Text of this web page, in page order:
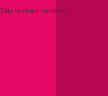
Skip to main content